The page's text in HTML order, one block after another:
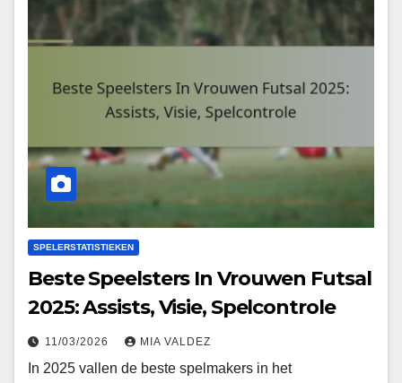
SPELERSTATISTIEKEN
Beste Speelsters In Vrouwen Futsal
2025: Assists, Visie, Spelcontrole
11/03/2026 MIA VALDEZ
In 2025 vallen de beste spelmakers in het